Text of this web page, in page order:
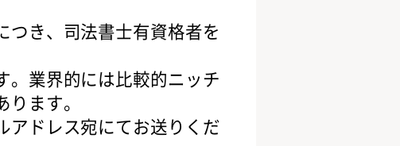
つき、司法書士有資格者を
。業界的には比較的ニッチ
ます。
アドレス宛にてお送りくだ